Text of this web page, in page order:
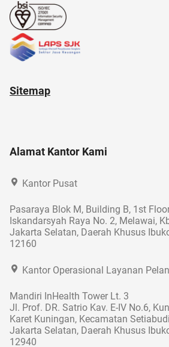
Sitemap
Alamat Kantor Kami
Kantor Pusat
Pasaraya Blok M, Building B, 1st
Iskandarsyah Raya No. 2, Melawai,
Jakarta Selatan, Daerah Khusus
12160
Kantor Operasional Layanan
Mandiri InHealth Tower Lt. 3
Jl. Prof. DR. Satrio Kav. E-IV No.6,
Karet Kuningan, Kecamatan
Jakarta Selatan, Daerah Khusus
12940